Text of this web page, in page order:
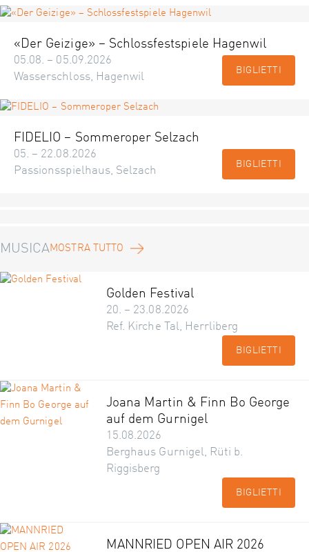
«Der Geizige» – Schlossfestspiele Hagenwil
05.08. – 05.09.2026
Wasserschloss, Hagenwil
BIGLIETTI
FIDELIO – Sommeroper Selzach
05. – 22.08.2026
Passionsspielhaus, Selzach
BIGLIETTI
MUSICAMOSTRA TUTTO
Golden Festival
20. – 23.08.2026
Ref. Kirche Tal, Herrliberg
BIGLIETTI
Joana Martin & Finn Bo George
auf dem Gurnigel
15.08.2026
Berghaus Gurnigel, Rüti b.
Riggisberg
BIGLIETTI
MANNRIED OPEN AIR 2026